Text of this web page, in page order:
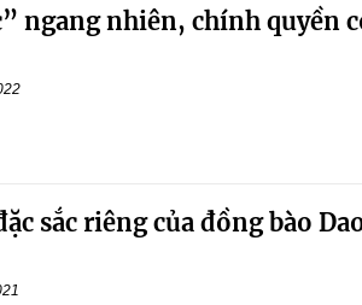
ngang nhiên, chính quyền
sắc riêng của đồng bào